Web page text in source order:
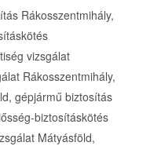
Rákosszentmihály,
vizsgálat
Rákosszentmihály,
gépjármű biztosítás
biztosításkötés
Mátyásföld,